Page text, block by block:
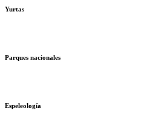
Yurtas
Parques nacionales
Espeleología